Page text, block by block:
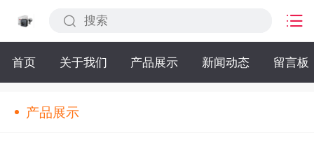
首页 关于我们 产品展示 新闻动态 留言板
产品展示